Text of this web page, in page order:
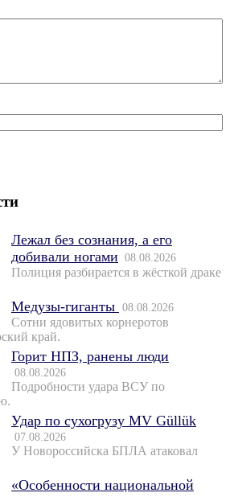
Лежал без сознания, а его
добивали ногами 08.08.2026
Полиция разбирается в жёсткой драке
Медузы-гиганты 08.08.2026
Сотни ядовитых корнеротов
край.
Горит НПЗ, ранены люди
08.08.2026
Подробности удара ВСУ по
Удар по сухогрузу MV Güllük
07.08.2026
У Новороссийска БПЛА атаковал
«Особенности национальной